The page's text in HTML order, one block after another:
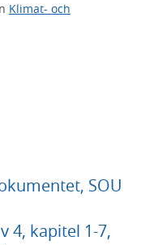
Klimat- och
SOU
4, kapitel 1-7,